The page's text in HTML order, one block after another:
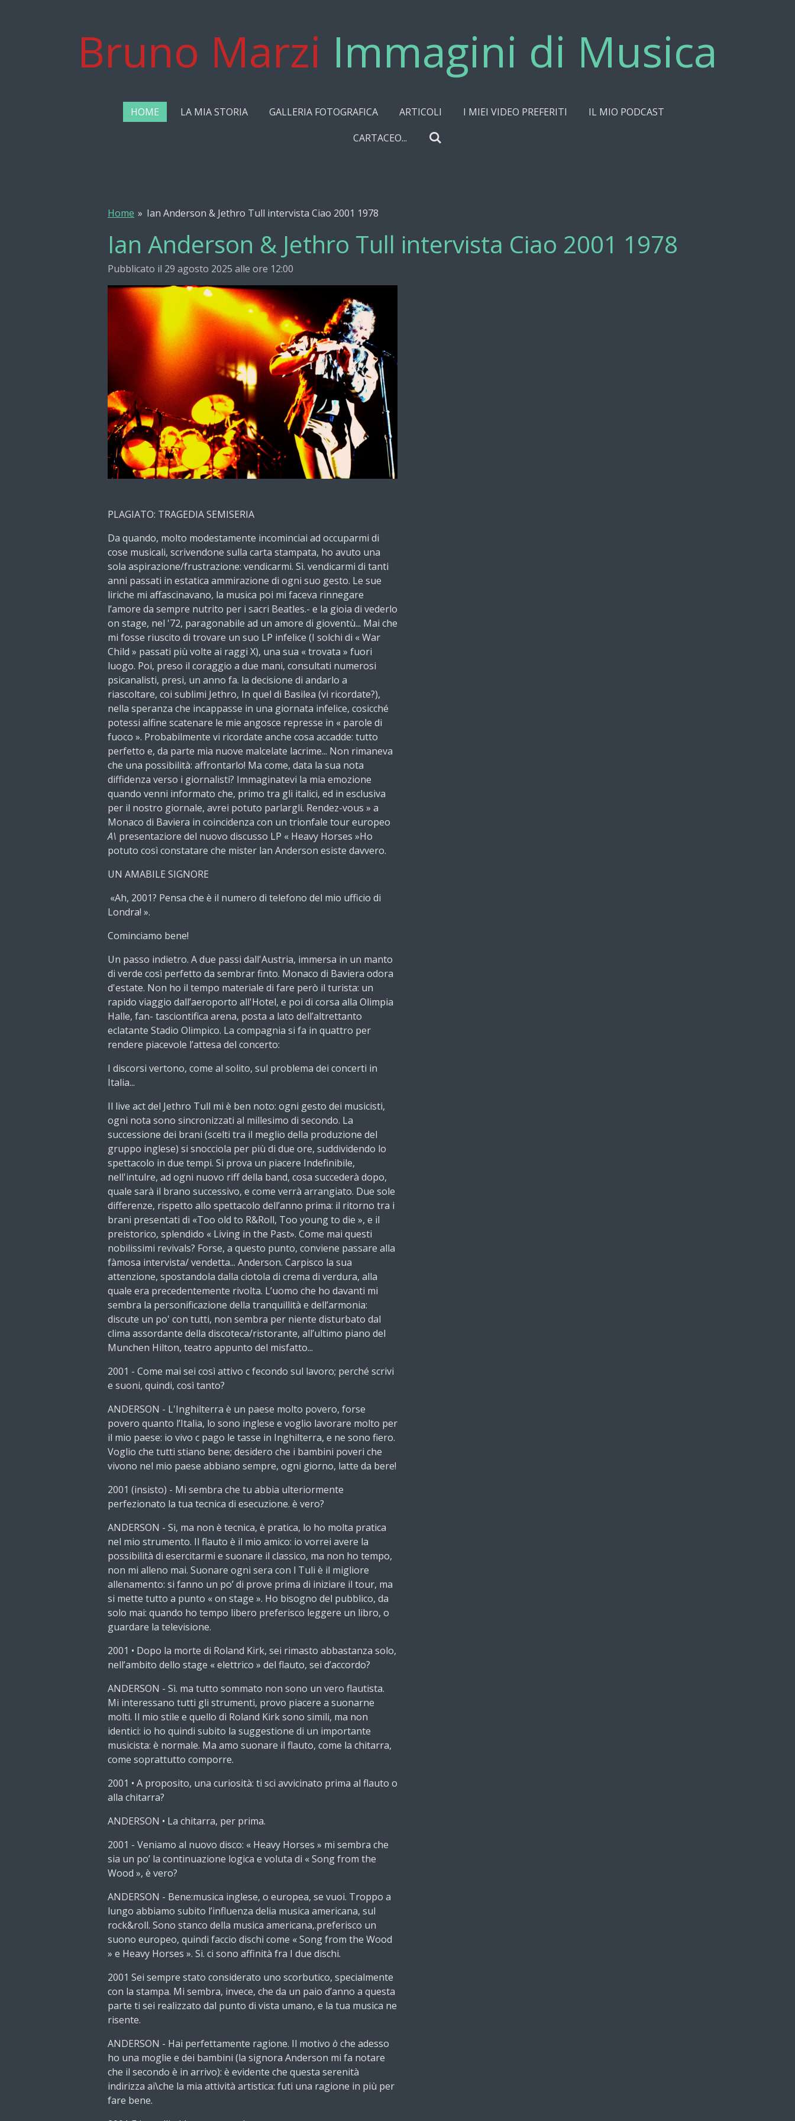
Bruno Marzi Immagini di Musica
HOME LA MIA STORIA GALLERIA FOTOGRAFICA ARTICOLI I MIEI VIDEO PREFERITI
IL MIO PODCAST
CARTACEO...
Home » Ian Anderson & Jethro Tull intervista Ciao 2001 1978
Ian Anderson & Jethro Tull intervista Ciao 2001 1978
Pubblicato il 29 agosto 2025 alle ore 12:00
PLAGIATO: TRAGEDIA SEMISERIA
Da quando, molto modestamente incominciai ad occuparmi di
cose musicali, scrivendone sulla carta stampata, ho avuto una
sola aspirazione/frustrazione: vendicarmi. Sì. vendicarmi di tanti
anni passati in estatica ammirazione di ogni suo gesto. Le sue
liriche mi affascinavano, la musica poi mi faceva rinnegare
l’amore da sempre nutrito per i sacri Beatles.- e la gioia di vederlo
on stage, nel '72, paragonabile ad un amore di gioventù... Mai che
mi fosse riuscito di trovare un suo LP infelice (I solchi di « War
Child » passati più volte ai raggi X), una sua « trovata » fuori
luogo. Poi, preso il coraggio a due mani, consultati numerosi
psicanalisti, presi, un anno fa. la decisione di andarlo a
riascoltare, coi sublimi Jethro, In quel di Basilea (vi ricordate?),
nella speranza che incappasse in una giornata infelice, cosicché
potessi alfine scatenare le mie angosce represse in « parole di
fuoco ». Probabilmente vi ricordate anche cosa accadde: tutto
perfetto e, da parte mia nuove malcelate lacrime... Non rimaneva
che una possibilità: affrontarlo! Ma come, data la sua nota
diffidenza verso i giornalisti? Immaginatevi la mia emozione
quando venni informato che, primo tra gli italici, ed in esclusiva
per il nostro giornale, avrei potuto parlargli. Rendez-vous » a
Monaco di Baviera in coincidenza con un trionfale tour europeo
A\ presentaziore del nuovo discusso LP « Heavy Horses »Ho
potuto così constatare che mister lan Anderson esiste davvero.
UN AMABILE SIGNORE
«Ah, 2001? Pensa che è il numero di telefono del mio ufficio di
Londra! ».
Cominciamo bene!
Un passo indietro. A due passi dall'Austria, immersa in un manto
di verde così perfetto da sembrar finto. Monaco di Baviera odora
d'estate. Non ho il tempo materiale di fare però il turista: un
rapido viaggio dall’aeroporto all'Hotel, e poi di corsa alla Olimpia
Halle, fan- tasciontifica arena, posta a lato dell’altrettanto
eclatante Stadio Olimpico. La compagnia si fa in quattro per
rendere piacevole l’attesa del concerto:
I discorsi vertono, come al solito, sul problema dei concerti in
Italia...
Il live act del Jethro Tull mi è ben noto: ogni gesto dei musicisti,
ogni nota sono sincronizzati al millesimo di secondo. La
successione dei brani (scelti tra il meglio della produzione del
gruppo inglese) si snocciola per più di due ore, suddividendo lo
spettacolo in due tempi. Si prova un piacere Indefinibile,
nell'intulre, ad ogni nuovo riff della band, cosa succederà dopo,
quale sarà il brano successivo, e come verrà arrangiato. Due sole
differenze, rispetto allo spettacolo dell’anno prima: il ritorno tra i
brani presentati di «Too old to R&Roll, Too young to die », e il
preistorico, splendido « Living in the Past». Come mai questi
nobilissimi revivals? Forse, a questo punto, conviene passare alla
fàmosa intervista/ vendetta... Anderson. Carpisco la sua
attenzione, spostandola dalla ciotola di crema di verdura, alla
quale era precedentemente rivolta. L’uomo che ho davanti mi
sembra la personificazione della tranquillità e dell’armonia:
discute un po' con tutti, non sembra per niente disturbato dal
clima assordante della discoteca/ristorante, all’ultimo piano del
Munchen Hilton, teatro appunto del misfatto...
2001 - Come mai sei così attivo c fecondo sul lavoro; perché scrivi
e suoni, quindi, così tanto?
ANDERSON - L'Inghilterra è un paese molto povero, forse
povero quanto l’Italia, lo sono inglese e voglio lavorare molto per
il mio paese: io vivo c pago le tasse in Inghilterra, e ne sono fiero.
Voglio che tutti stiano bene; desidero che i bambini poveri che
vivono nel mio paese abbiano sempre, ogni giorno, latte da bere!
2001 (insisto) - Mi sembra che tu abbia ulteriormente
perfezionato la tua tecnica di esecuzione. è vero?
ANDERSON - Si, ma non è tecnica, è pratica, lo ho molta pratica
nel mio strumento. Il flauto è il mio amico: io vorrei avere la
possibilità di esercitarmi e suonare il classico, ma non ho tempo,
non mi alleno mai. Suonare ogni sera con l Tuli è il migliore
allenamento: si fanno un po’ di prove prima di iniziare il tour, ma
si mette tutto a punto « on stage ». Ho bisogno del pubblico, da
solo mai: quando ho tempo libero preferisco leggere un libro, o
guardare la televisione.
2001 • Dopo la morte di Roland Kirk, sei rimasto abbastanza solo,
nell’ambito dello stage « elettrico » del flauto, sei d’accordo?
ANDERSON - Sì. ma tutto sommato non sono un vero flautista.
Mi interessano tutti gli strumenti, provo piacere a suonarne
molti. Il mio stile e quello di Roland Kirk sono simili, ma non
identici: io ho quindi subito la suggestione di un importante
musicista: è normale. Ma amo suonare il flauto, come la chitarra,
come soprattutto comporre.
2001 • A proposito, una curiosità: ti sci avvicinato prima al flauto o
alla chitarra?
ANDERSON • La chitarra, per prima.
2001 - Veniamo al nuovo disco: « Heavy Horses » mi sembra che
sia un po’ la continuazione logica e voluta di « Song from the
Wood », è vero?
ANDERSON - Bene:musica inglese, o europea, se vuoi. Troppo a
lungo abbiamo subito l’influenza delia musica americana, sul
rock&roll. Sono stanco della musica americana,.preferisco un
suono europeo, quindi faccio dischi come « Song from the Wood
» e Heavy Horses ». Si. ci sono affinità fra I due dischi.
2001 Sei sempre stato considerato uno scorbutico, specialmente
con la stampa. Mi sembra, invece, che da un paio d’anno a questa
parte ti sei realizzato dal punto di vista umano, e la tua musica ne
risente.
ANDERSON - Hai perfettamente ragione. Il motivo òche adesso
ho una moglie e dei bambini (la signora Anderson mi fa notare
che il secondo è in arrivo): è evidente che questa serenità
indirizza ai\che la mia attività artistica: futi una ragione in più per
fare bene.